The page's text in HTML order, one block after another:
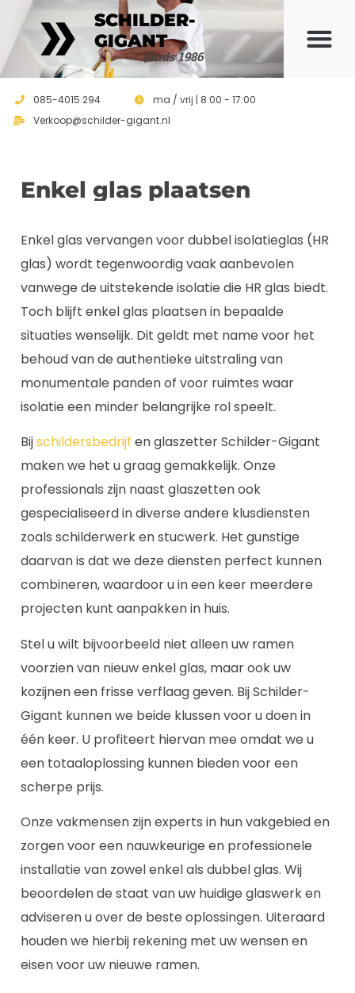
SCHILDER-
GIGANT
Sinds 1986
085-4015 294
ma / vrij | 8:00 - 17:00
Verkoop@schilder-gigant.nl
Enkel glas plaatsen
Enkel glas vervangen voor dubbel isolatieglas (HR
glas) wordt tegenwoordig vaak aanbevolen
vanwege de uitstekende isolatie die HR glas biedt.
Toch blijft enkel glas plaatsen in bepaalde
situaties wenselijk. Dit geldt met name voor het
behoud van de authentieke uitstraling van
monumentale panden of voor ruimtes waar
isolatie een minder belangrijke rol speelt.
Bijschildersbedrijf en glaszetter Schilder-Gigant
maken we het u graag gemakkelijk. Onze
professionals zijn naast glaszetten ook
gespecialiseerd in diverse andere klusdiensten
zoals schilderwerk en stucwerk. Het gunstige
daarvan is dat we deze diensten perfect kunnen
combineren, waardoor u in een keer meerdere
projecten kunt aanpakken in huis.
Stel u wilt bijvoorbeeld niet alleen uw ramen
voorzien van nieuw enkel glas, maar ook uw
kozijnen een frisse verflaag geven. Bij Schilder-
Gigant kunnen we beide klussen voor u doen in
één keer. U profiteert hiervan mee omdat we u
een totaaloplossing kunnen bieden voor een
scherpe prijs.
Onze vakmensen zijn experts in hun vakgebied en
zorgen voor een nauwkeurige en professionele
installatie van zowel enkel als dubbel glas. Wij
beoordelen de staat van uw huidige glaswerk en
adviseren u over de beste oplossingen. Uiteraard
houden we hierbij rekening met uw wensen en
eisen voor uw nieuwe ramen.